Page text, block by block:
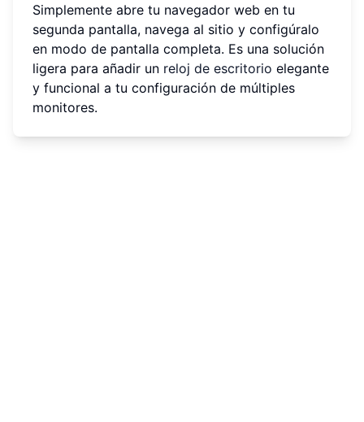
Simplemente abre tu navegador web en tu
segunda pantalla, navega al sitio y configúralo
en modo de pantalla completa. Es una solución
ligera para añadir un reloj de escritorio elegante
y funcional a tu configuración de múltiples
monitores.